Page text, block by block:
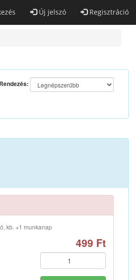
Új jelszó Regisztráció
Rendezés:
kb. +1 munkanap
499 Ft